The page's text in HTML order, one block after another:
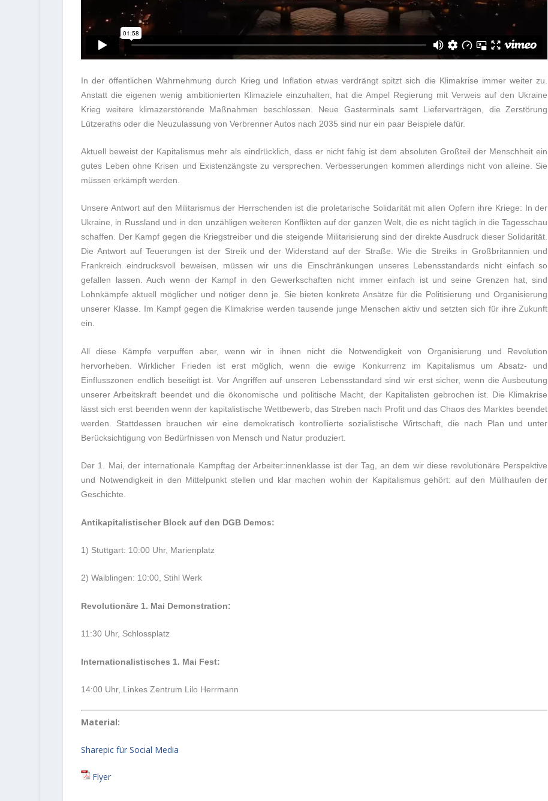
In der öffentlichen Wahrnehmung durch Krieg und Inflation etwas verdrängt spitzt sich die Klimakrise immer weiter zu.
Anstatt die eigenen wenig ambitionierten Klimaziele einzuhalten, hat die Ampel Regierung mit Verweis auf den Ukraine
Krieg weitere klimazerstörende Maßnahmen beschlossen. Neue Gasterminals samt Lieferverträgen, die Zerstörung
Lützeraths oder die Neuzulassung von Verbrenner Autos nach 2035 sind nur ein paar Beispiele dafür.
Aktuell beweist der Kapitalismus mehr als eindrücklich, dass er nicht fähig ist dem absoluten Großteil der Menschheit ein
gutes Leben ohne Krisen und Existenzängste zu versprechen. Verbesserungen kommen allerdings nicht von alleine. Sie
müssen erkämpft werden.
Unsere Antwort auf den Militarismus der Herrschenden ist die proletarische Solidarität mit allen Opfern ihre Kriege: In der
Ukraine, in Russland und in den unzähligen weiteren Konflikten auf der ganzen Welt, die es nicht täglich in die Tagesschau
schaffen. Der Kampf gegen die Kriegstreiber und die steigende Militarisierung sind der direkte Ausdruck dieser Solidarität.
Die Antwort auf Teuerungen ist der Streik und der Widerstand auf der Straße. Wie die Streiks in Großbritannien und
Frankreich eindrucksvoll beweisen, müssen wir uns die Einschränkungen unseres Lebensstandards nicht einfach so
gefallen lassen. Auch wenn der Kampf in den Gewerkschaften nicht immer einfach ist und seine Grenzen hat, sind
Lohnkämpfe aktuell möglicher und nötiger denn je. Sie bieten konkrete Ansätze für die Politisierung und Organisierung
unserer Klasse. Im Kampf gegen die Klimakrise werden tausende junge Menschen aktiv und setzten sich für ihre Zukunft
ein.
All diese Kämpfe verpuffen aber, wenn wir in ihnen nicht die Notwendigkeit von Organisierung und Revolution
hervorheben. Wirklicher Frieden ist erst möglich, wenn die ewige Konkurrenz im Kapitalismus um Absatz- und
Einflusszonen endlich beseitigt ist. Vor Angriffen auf unseren Lebensstandard sind wir erst sicher, wenn die Ausbeutung
unserer Arbeitskraft beendet und die ökonomische und politische Macht, der Kapitalisten gebrochen ist. Die Klimakrise
lässt sich erst beenden wenn der kapitalistische Wettbewerb, das Streben nach Profit und das Chaos des Marktes beendet
werden. Stattdessen brauchen wir eine demokratisch kontrollierte sozialistische Wirtschaft, die nach Plan und unter
Berücksichtigung von Bedürfnissen von Mensch und Natur produziert.
Der 1. Mai, der internationale Kampftag der Arbeiter:innenklasse ist der Tag, an dem wir diese revolutionäre Perspektive
und Notwendigkeit in den Mittelpunkt stellen und klar machen wohin der Kapitalismus gehört: auf den Müllhaufen der
Geschichte.
Antikapitalistischer Block auf den DGB Demos:
1) Stuttgart: 10:00 Uhr, Marienplatz
2) Waiblingen: 10:00, Stihl Werk
Revolutionäre 1. Mai Demonstration:
11:30 Uhr, Schlossplatz
Internationalistisches 1. Mai Fest:
14:00 Uhr, Linkes Zentrum Lilo Herrmann
Material:
Sharepic für Social Media
Flyer